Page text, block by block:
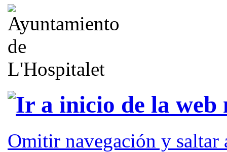
Omitir navegación y